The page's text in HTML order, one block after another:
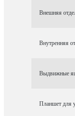
Внешняя
Внутренняя
Выдвижные
Планшет для